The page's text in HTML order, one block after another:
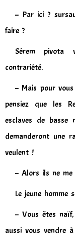
– Par ici ?
faire ?
Sérem
contrariété.
– Mais pour
pensiez que les
esclaves de basse
demanderont une
veulent !
– Alors ils ne
Le jeune homme
– Vous êtes
aussi vous vendre